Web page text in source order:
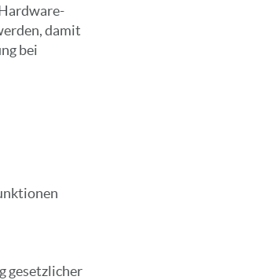
damit
bei
gesetzlicher